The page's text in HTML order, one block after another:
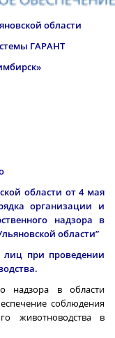
области
ГАРАНТ
области от 4 мая
организации и
надзора в
области”
лиц при проведении
надзора в области
соблюдения
животноводства в